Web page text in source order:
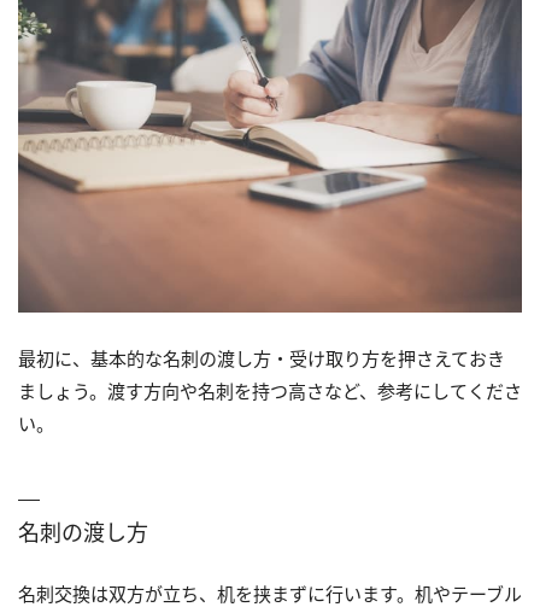
最初に、基本的な名刺の渡し方・受け取り方を押さえておき
ましょう。渡す方向や名刺を持つ高さなど、参考にしてくださ
い。
名刺の渡し方
名刺交換は双方が立ち、机を挟まずに行います。机やテーブル